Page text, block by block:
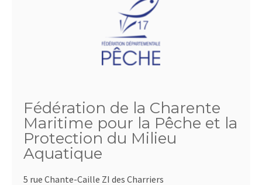
Fédération de la Charente
Maritime pour la Pêche et la
Protection du Milieu
Aquatique
5 rue Chante-Caille ZI des Charriers